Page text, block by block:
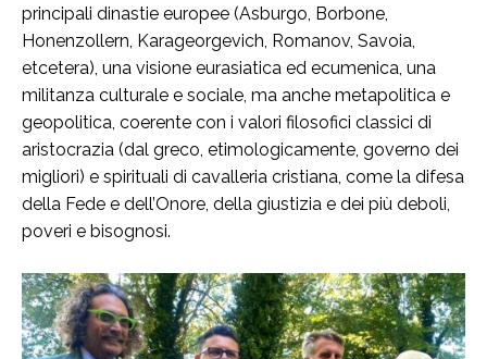
principali dinastie europee (Asburgo, Borbone,
Honenzollern, Karageorgevich, Romanov, Savoia,
etcetera), una visione eurasiatica ed ecumenica, una
militanza culturale e sociale, ma anche metapolitica e
geopolitica, coerente con i valori filosofici classici di
aristocrazia (dal greco, etimologicamente, governo dei
migliori) e spirituali di cavalleria cristiana, come la difesa
della Fede e dell’Onore, della giustizia e dei più deboli,
poveri e bisognosi.